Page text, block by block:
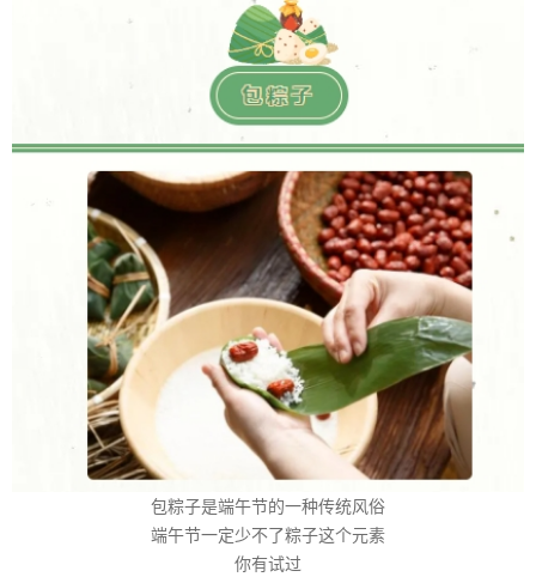
包粽子是端午节的一种传统风俗
端午节一定少不了粽子这个元素
你有试过